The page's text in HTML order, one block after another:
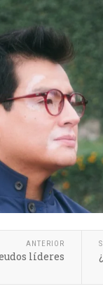
ANTERIOR
líderes